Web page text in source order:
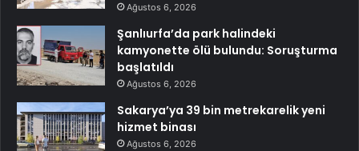
Ağustos 6, 2026
Şanlıurfa’da park halindeki
kamyonette ölü bulundu: Soruşturma
başlatıldı
Ağustos 6, 2026
Sakarya’ya 39 bin metrekarelik yeni
hizmet binası
Ağustos 6, 2026